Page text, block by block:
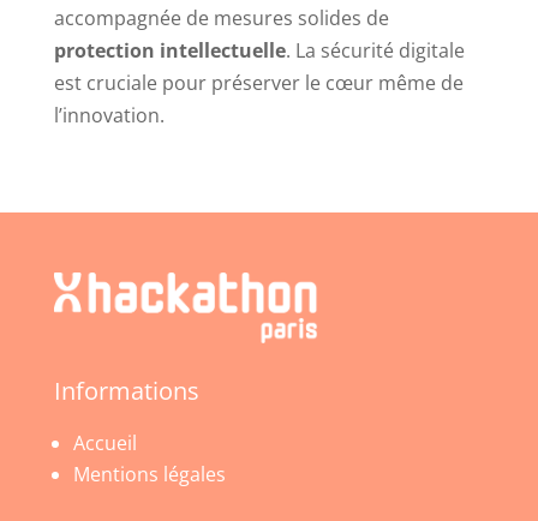
accompagnée de mesures solides de
protection intellectuelle. La sécurité digitale
est cruciale pour préserver le cœur même de
l’innovation.
Informations
Accueil
Mentions légales